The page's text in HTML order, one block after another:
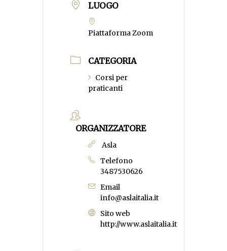
LUOGO
Piattaforma Zoom
CATEGORIA
Corsi per
praticanti
ORGANIZZATORE
Asla
Telefono
3487530626
Email
info@aslaitalia.it
Sito web
http://www.aslaitalia.it